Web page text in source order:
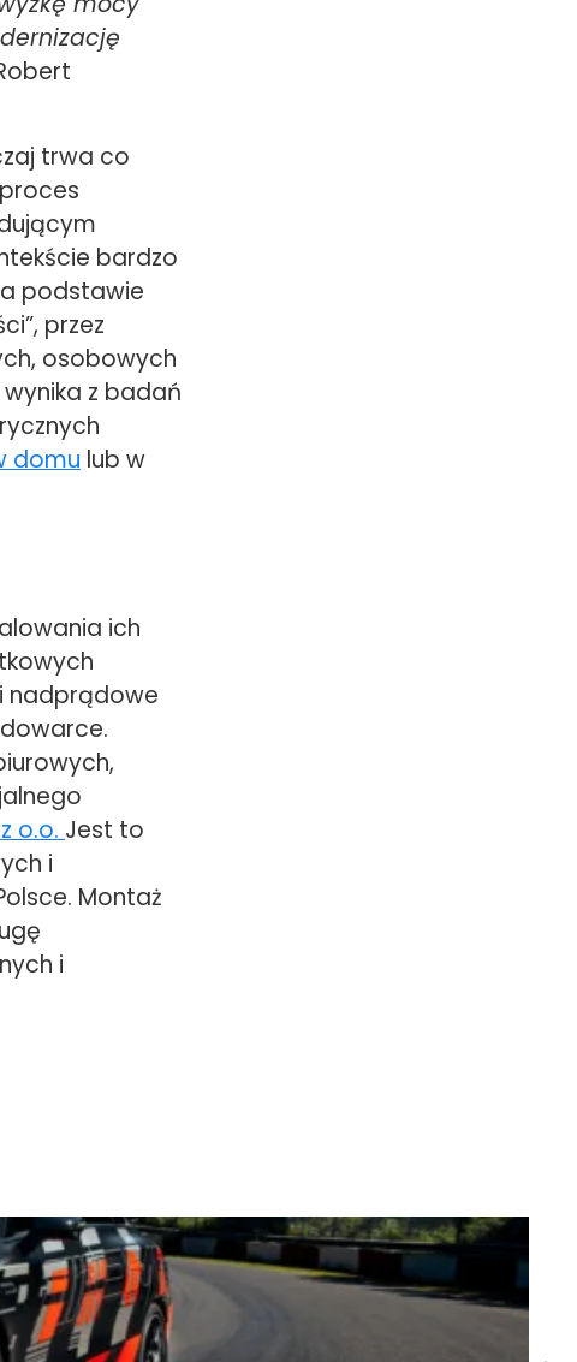
trwa co
bardzo
podstawie
przez
osobowych
z badań
domu lub w
ich
nadprądowe
o.o.Jest to
i
Montaż
i